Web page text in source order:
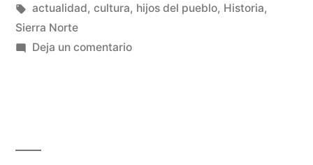
Etiquetas:
actualidad, cultura, hijos del pueblo, Historia,
Sierra Norte
Deja un comentarioen